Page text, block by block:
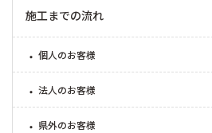
施工までの流れ
個人のお客様
法人のお客様
県外のお客様